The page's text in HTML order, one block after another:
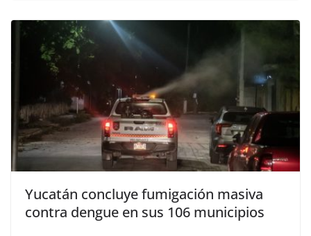
Yucatán concluye fumigación masiva
contra dengue en sus 106 municipios